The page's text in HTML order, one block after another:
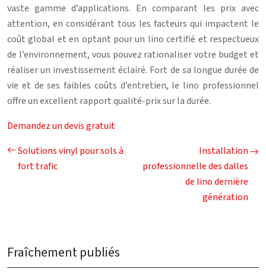
vaste gamme d’applications. En comparant les prix avec
attention, en considérant tous les facteurs qui impactent le
coût global et en optant pour un lino certifié et respectueux
de l’environnement, vous pouvez rationaliser votre budget et
réaliser un investissement éclairé. Fort de sa longue durée de
vie et de ses faibles coûts d’entretien, le lino professionnel
offre un excellent rapport qualité-prix sur la durée.
Demandez un devis gratuit
Solutions vinyl pour sols à
fort trafic
Installation
professionnelle des dalles
de lino dernière
génération
Fraîchement publiés